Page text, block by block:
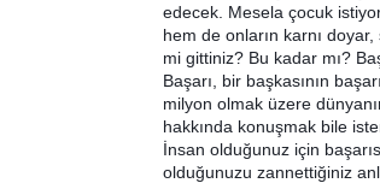
edecek. Mesela çocuk
hem de onların karnı
mi gittiniz? Bu kadar mı?
Başarı, bir başkasının
milyon olmak üzere
hakkında konuşmak bile
İnsan olduğunuz için
olduğunuzu zannettiğiniz